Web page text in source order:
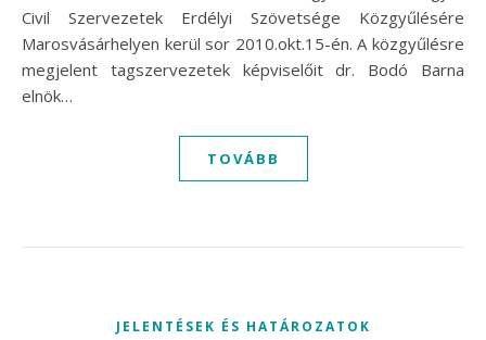
Civil Szervezetek Erdélyi Szövetsége Közgyűlésére
Marosvásárhelyen kerül sor 2010.okt.15-én. A közgyűlésre
megjelent tagszervezetek képviselőit dr. Bodó Barna
elnök…
TOVÁBB
JELENTÉSEK ÉS HATÁROZATOK